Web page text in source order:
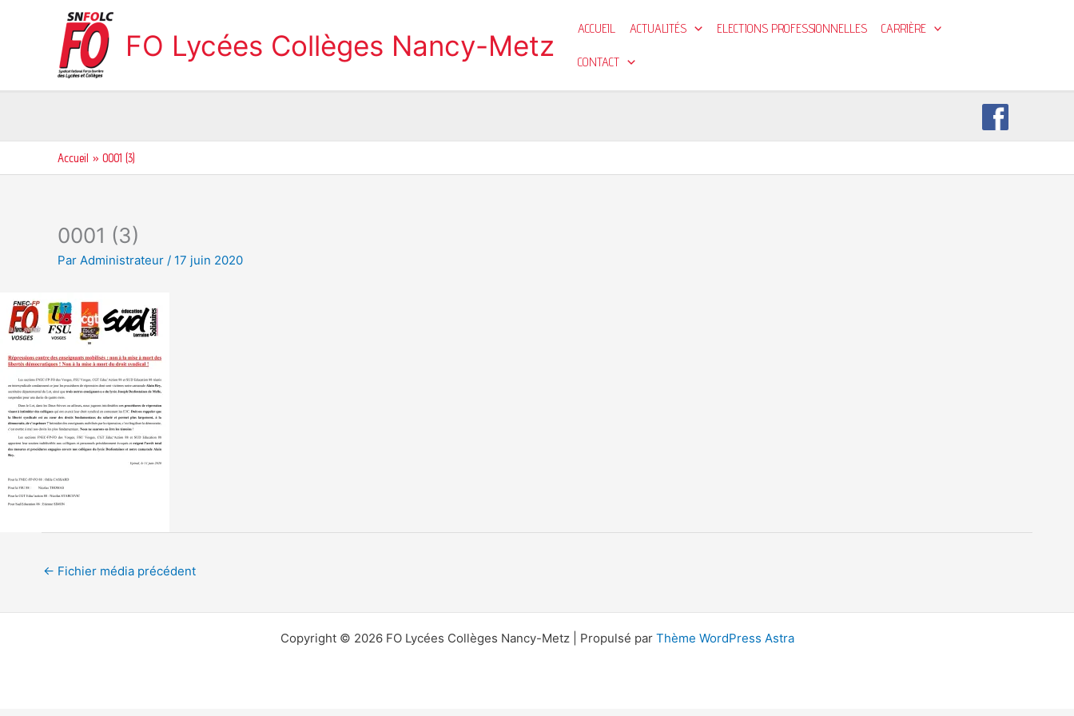
FO Lycées Collèges Nancy-Metz
ACCUEIL ACTUALITÉS ELECTIONS PROFESSIONNELLES CARRIÈRE
CONTACT
Accueil 0001 (3)
0001 (3)
Par Administrateur / 17 juin 2020
← Fichier média précédent
Copyright © 2026 FO Lycées Collèges Nancy-Metz | Propulsé par Thème WordPress Astra